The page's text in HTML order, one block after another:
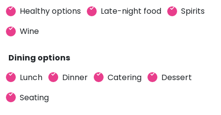
Healthy options Late-night food
Spirits
Wine
Dining options
Lunch
Dinner Catering
Dessert
Seating